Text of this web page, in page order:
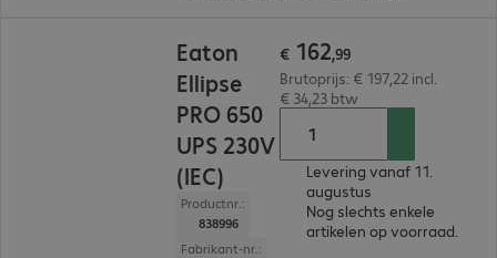
Eaton
Ellipse
PRO 650
UPS 230V
(IEC)
Productnr.:
838996
Fabrikant-nr.:
€ 162,99
Brutoprijs: € 197,22 incl.
€ 34,23 btw
Levering vanaf 11.
augustus
Nog slechts enkele
artikelen op voorraad.